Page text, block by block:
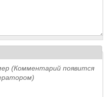
(Комментарий появится